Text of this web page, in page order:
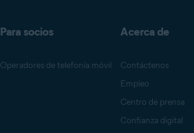
Para socios
Operadores de telefonía móvil
Acerca de
Contáctenos
Empleo
Centro de prensa
Confianza digital